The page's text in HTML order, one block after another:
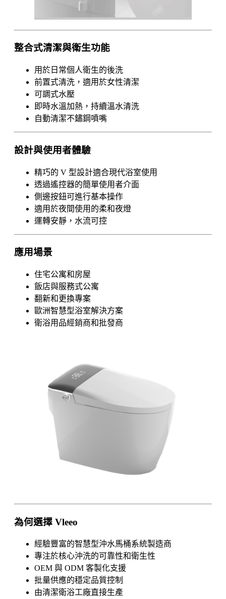
整合式清潔與衛生功能
用於日常個人衛生的後洗
前置式清洗，適用於女性清潔
可調式水壓
即時水溫加熱，持續溫水清洗
自動清潔不鏽鋼噴嘴
設計與使用者體驗
精巧的 V 型設計適合現代浴室使用
透過遙控器的簡單使用者介面
側邊按鈕可進行基本操作
適用於夜間使用的柔和夜燈
運轉安靜，水流可控
應用場景
住宅公寓和房屋
飯店與服務式公寓
翻新和更換專案
歐洲智慧型浴室解決方案
衛浴用品經銷商和批發商
為何選擇 Vleeo
經驗豐富的智慧型沖水馬桶系統製造商
專注於核心沖洗的可靠性和衛生性
OEM 與 ODM 客製化支援
批量供應的穩定品質控制
由清潔衛浴工廠直接生產